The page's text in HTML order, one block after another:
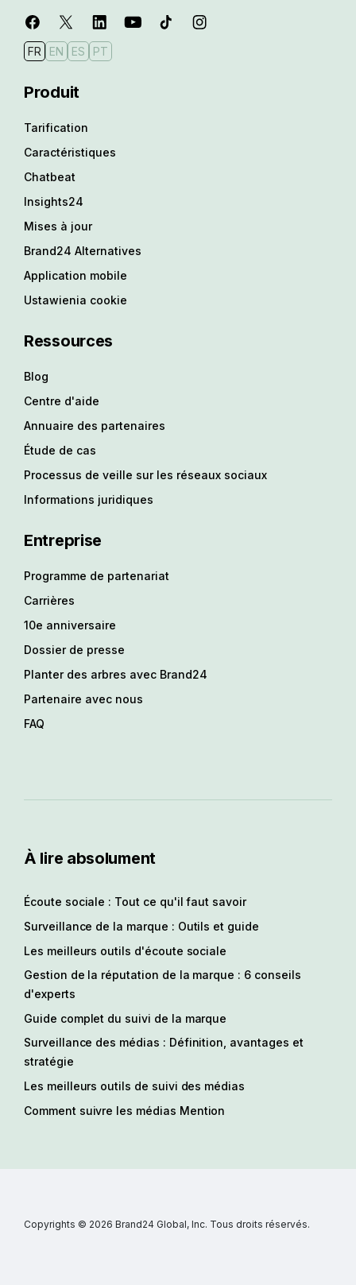
FR EN ES PT
Produit
Tarification
Caractéristiques
Chatbeat
Insights24
Mises à jour
Brand24 Alternatives
Application mobile
Ustawienia cookie
Ressources
Blog
Centre d'aide
Annuaire des partenaires
Étude de cas
Processus de veille sur les réseaux sociaux
Informations juridiques
Entreprise
Programme de partenariat
Carrières
10e anniversaire
Dossier de presse
Planter des arbres avec Brand24
Partenaire avec nous
FAQ
À lire absolument
Écoute sociale : Tout ce qu'il faut savoir
Surveillance de la marque : Outils et guide
Les meilleurs outils d'écoute sociale
Gestion de la réputation de la marque : 6 conseils
d'experts
Guide complet du suivi de la marque
Surveillance des médias : Définition, avantages et
stratégie
Les meilleurs outils de suivi des médias
Comment suivre les médias Mention
Copyrights © 2026 Brand24 Global, Inc. Tous droits réservés.